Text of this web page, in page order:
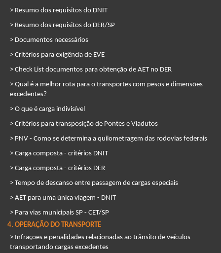
> Resumo dos requisitos do DNIT
> Resumo dos requisitos do DER/SP
> Documentos necessários
> Critérios para exigência de EVE
> Check List documentos para obtenção de AET no DER
> Qual é a melhor rota para o transportes com pesos e dimensões
excedentes?
> O que é carga indivisível
> Critérios para transposição de Pontes e Viadutos
> PNV - Como se determina a quilometragem das rodovias federais
> Carga composta - critérios DNIT
> Carga composta - critérios DER
> Tempo de descanso entre passagem de cargas especiais
> AET para uma única viagem - DNIT
> Para vias municipais SP - CET/SP
4. OPERAÇÃO DO TRANSPORTE
> Infrações e penalidades relacionadas ao trânsito de veículos
transportando cargas excedentes